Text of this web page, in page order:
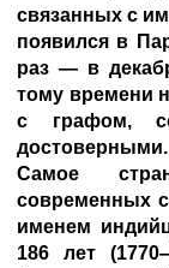
связанных с
появился в
раз — в
тому времени
с графом,
достоверными.
Самое
современных
именем
186 лет